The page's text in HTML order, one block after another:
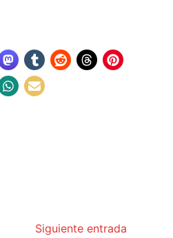
Siguiente entrada